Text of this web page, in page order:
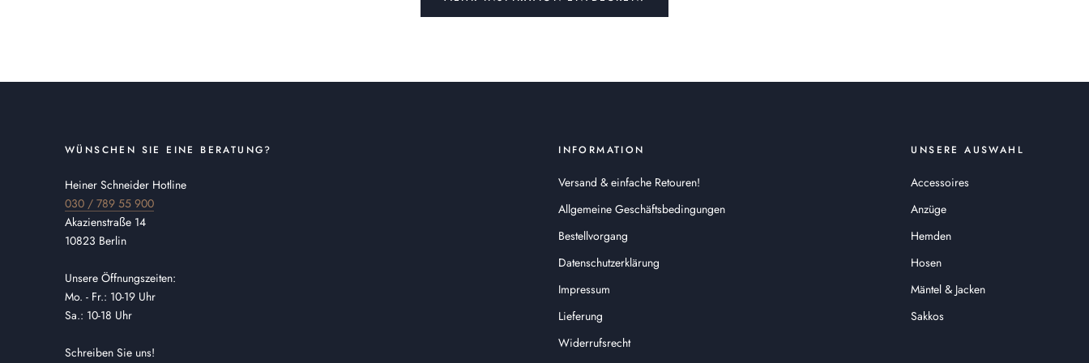
WÜNSCHEN SIE EINE BERATUNG?
Heiner Schneider Hotline
030 / 789 55 900
Akazienstraße 14
10823 Berlin
Unsere Öffnungszeiten:
Mo. - Fr.: 10-19 Uhr
Sa.: 10-18 Uhr
Schreiben Sie uns!
INFORMATION
Versand & einfache Retouren!
Allgemeine Geschäftsbedingungen
Bestellvorgang
Datenschutzerklärung
Impressum
Lieferung
Widerrufsrecht
UNSERE AUSWAHL
Accessoires
Anzüge
Hemden
Hosen
Mäntel & Jacken
Sakkos